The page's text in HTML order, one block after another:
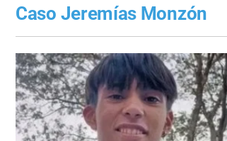
Caso Jeremías Monzón